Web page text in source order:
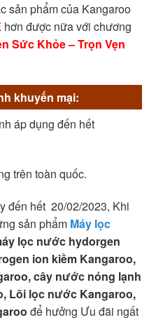
sản phẩm của Kangaroo
hơn được nữa với chương
Sức Khỏe – Trọn Vẹn
khuyến mại:
áp dụng đến hết
trên toàn quốc.
đến hết 20/02/2023, Khi
sản phẩm Máy lọc
lọc nước hydorgen
ion kiềm Kangaroo,
cây nước nóng lạnh
Lõi lọc nước Kangaroo,
để hưởng Ưu đãi ngất